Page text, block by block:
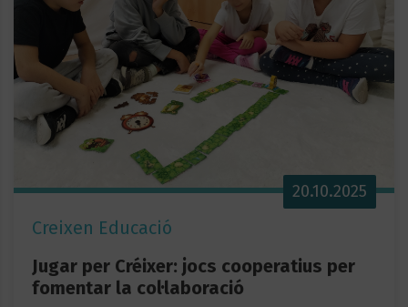
Creixen Educació
20.10.2025
Jugar per Créixer: jocs cooperatius per
fomentar la col·laboració